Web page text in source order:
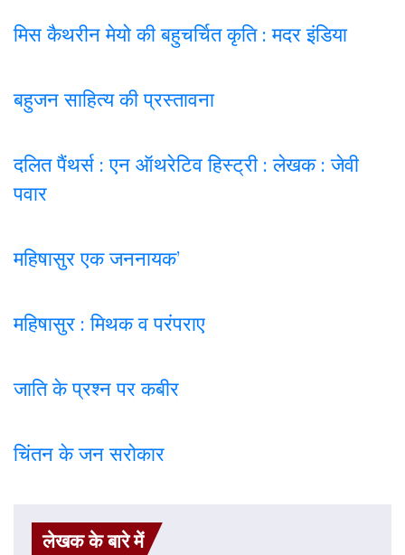
मिस कैथरीन मेयो की बहुचर्चित कृति : मदर इंडिया
बहुजन साहित्य की प्रस्तावना
दलित पैंथर्स : एन ऑथरेटिव हिस्ट्री : लेखक : जेवी
पवार
महिषासुर एक जननायक’
महिषासुर : मिथक व परंपराए
जाति के प्रश्न पर कबीर
चिंतन के जन सरोकार
लेखक के बारे में